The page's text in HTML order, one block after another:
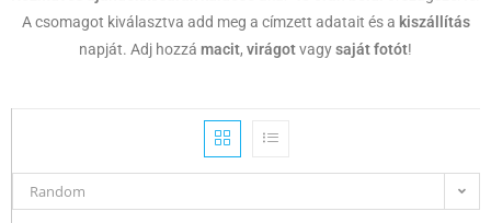
A csomagot kiválasztva add meg a címzett adatait és a kiszállítás
napját. Adj hozzá macit, virágotvagysaját fotót!
Random